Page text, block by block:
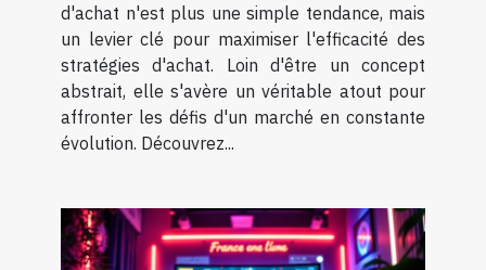
d'achat n'est plus une simple tendance, mais
un levier clé pour maximiser l'efficacité des
stratégies d'achat. Loin d'être un concept
abstrait, elle s'avère un véritable atout pour
affronter les défis d'un marché en constante
évolution. Découvrez...